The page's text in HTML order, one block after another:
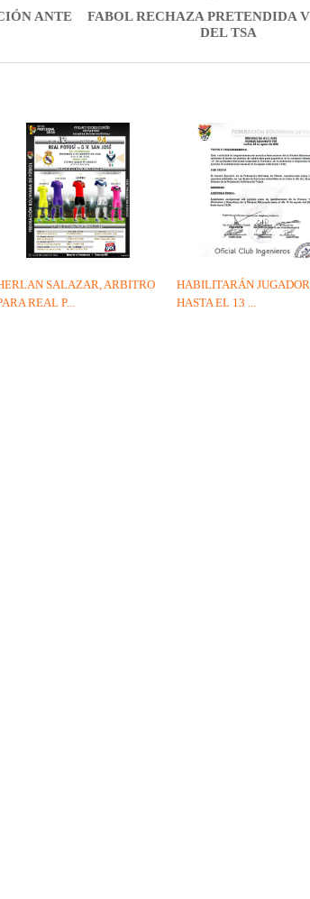
FABOL RECHAZA PRETENDIDA
DEL TSA
ANTE
HABILITARÁN
HASTA EL 13 ...
SALAZAR, ARBITRO
REAL P...